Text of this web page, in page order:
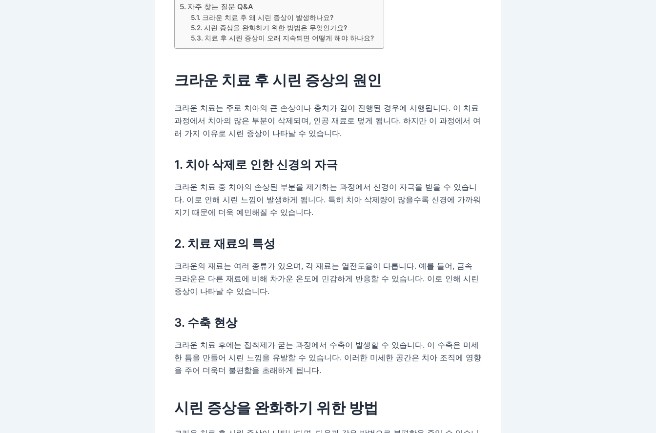
자주 찾는 질문 Q&A
크라운 치료 후 왜 시린 증상이 발생하나요?
시린 증상을 완화하기 위한 방법은 무엇인가요?
치료 후 시린 증상이 오래 지속되면 어떻게 해야 하나요?
크라운 치료 후 시린 증상의 원인
크라운 치료는 주로 치아의 큰 손상이나 충치가 깊이 진행된 경우에 시행됩니다. 이 치료
과정에서 치아의 많은 부분이 삭제되며, 인공 재료로 덮게 됩니다. 하지만 이 과정에서 여
러 가지 이유로 시린 증상이 나타날 수 있습니다.
1. 치아 삭제로 인한 신경의 자극
크라운 치료 중 치아의 손상된 부분을 제거하는 과정에서 신경이 자극을 받을 수 있습니
다. 이로 인해 시린 느낌이 발생하게 됩니다. 특히 치아 삭제량이 많을수록 신경에 가까워
지기 때문에 더욱 예민해질 수 있습니다.
2. 치료 재료의 특성
크라운의 재료는 여러 종류가 있으며, 각 재료는 열전도율이 다릅니다. 예를 들어, 금속
크라운은 다른 재료에 비해 차가운 온도에 민감하게 반응할 수 있습니다. 이로 인해 시린
증상이 나타날 수 있습니다.
3. 수축 현상
크라운 치료 후에는 접착제가 굳는 과정에서 수축이 발생할 수 있습니다. 이 수축은 미세
한 틈을 만들어 시린 느낌을 유발할 수 있습니다. 이러한 미세한 공간은 치아 조직에 영향
을 주어 더욱더 불편함을 초래하게 됩니다.
시린 증상을 완화하기 위한 방법